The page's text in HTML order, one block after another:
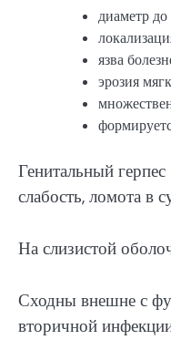
диаметр
язва
эрозия
Генитальный
слабость, ломота в
На слизистой
Сходны внешне с
вторичной